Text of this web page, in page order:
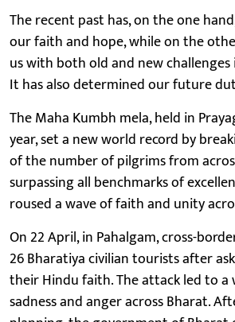
The recent past has, on the one
our faith and hope, while on the
us with both old and new
It has also determined our future
The Maha Kumbh mela, held in
year, set a new world record by
of the number of pilgrims from
surpassing all benchmarks of
roused a wave of faith and unity
On 22 April, in Pahalgam, cross-
26 Bharatiya civilian tourists after
their Hindu faith. The attack led to a
sadness and anger across Bharat.